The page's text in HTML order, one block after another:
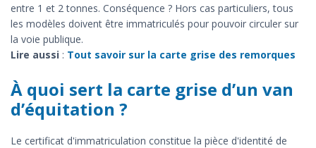
entre 1 et 2 tonnes. Conséquence ? Hors cas particuliers, tous
les modèles doivent être immatriculés pour pouvoir circuler sur
la voie publique.
Lire aussi : Tout savoir sur la carte grise des remorques
À quoi sert la carte grise d’un van
d’équitation ?
Le certificat d'immatriculation constitue la pièce d'identité de